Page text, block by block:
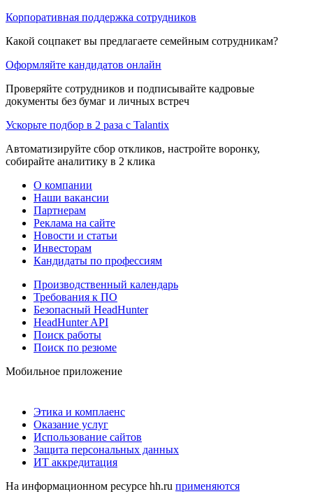
Корпоративная поддержка сотрудников
Какой соцпакет вы предлагаете семейным сотрудникам?
Оформляйте кандидатов онлайн
Проверяйте сотрудников и подписывайте кадровые
документы без бумаг и личных встреч
Ускорьте подбор в 2 раза с Talantix
Автоматизируйте сбор откликов, настройте воронку,
собирайте аналитику в 2 клика
О компании
Наши вакансии
Партнерам
Реклама на сайте
Новости и статьи
Инвесторам
Кандидаты по профессиям
Производственный календарь
Требования к ПО
Безопасный HeadHunter
HeadHunter API
Поиск работы
Поиск по резюме
Мобильное приложение
Этика и комплаенс
Оказание услуг
Использование сайтов
Защита персональных данных
ИТ аккредитация
На информационном ресурсе hh.ru применяются